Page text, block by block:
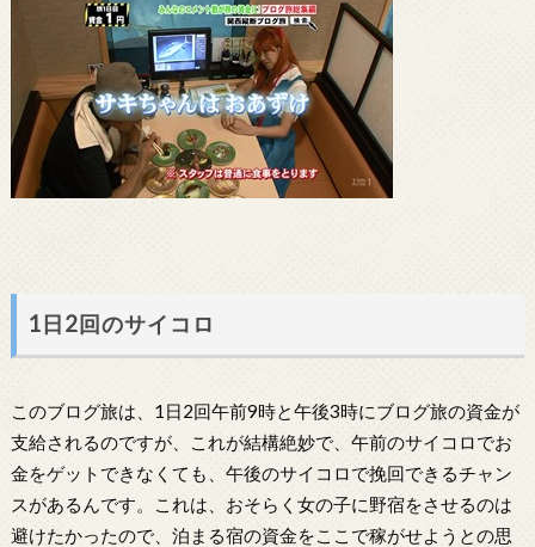
1日2回のサイコロ
このブログ旅は、1日2回午前9時と午後3時にブログ旅の資金が
支給されるのですが、これが結構絶妙で、午前のサイコロでお
金をゲットできなくても、午後のサイコロで挽回できるチャン
スがあるんです。これは、おそらく女の子に野宿をさせるのは
避けたかったので、泊まる宿の資金をここで稼がせようとの思